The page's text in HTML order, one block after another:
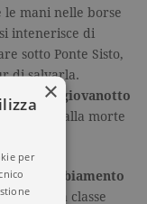
mani nelle borse
intenerisce di
sotto Ponte Sisto,
di salvarla.
ormai giovanotto
assiste alla morte
al cambiamento
stessa classe
×
per